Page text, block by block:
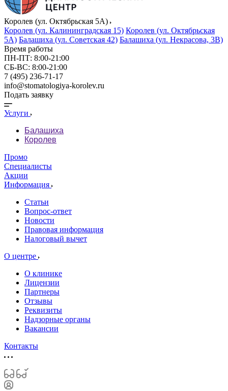
Королев (ул. Октябрьская 5А)
Королев (ул. Калининградская 15) Королев (ул. Октябрьская
5А) Балашиха (ул. Советская 42) Балашиха (ул. Некрасова, 3В)
Время работы
ПН-ПТ: 8:00-21:00
СБ-ВС: 8:00-21:00
7 (495) 236-71-17
info@stomatologiya-korolev.ru
Подать заявку
Услуги
Балашиха
Королев
Промо
Специалисты
Акции
Информация
Статьи
Вопрос-ответ
Новости
Правовая информация
Налоговый вычет
О центре
О клинике
Лицензии
Партнеры
Отзывы
Реквизиты
Надзорные органы
Вакансии
Контакты